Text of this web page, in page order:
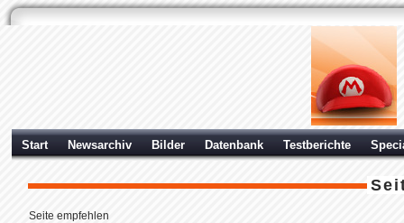
Start Newsarchiv Bilder Datenbank Testberichte
Seite empfehlen